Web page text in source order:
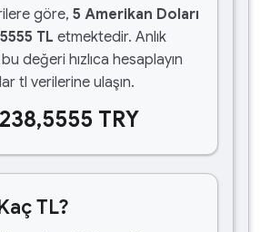
göre, 5 Amerikan Doları
TL etmektedir. Anlık
değeri hızlıca hesaplayın
tl verilerine ulaşın.
TRY
TL?